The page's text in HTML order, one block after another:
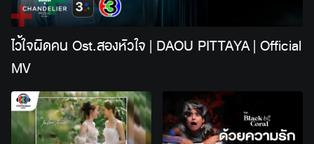
ไว้ใจผิดคน Ost.สองหัวใจ | DAOU PITTAYA | Official
MV